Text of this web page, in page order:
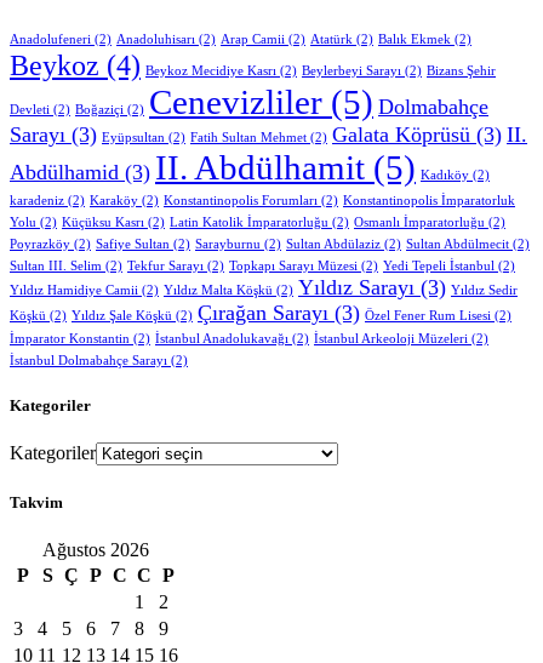
Anadolufeneri (2) Anadoluhisarı (2) Arap Camii (2) Atatürk (2) Balık Ekmek (2)
Beykoz (4) Beykoz Mecidiye Kasrı (2) Beylerbeyi Sarayı (2) Bizans Şehir
Devleti (2) Boğaziçi (2) Cenevizliler (5) Dolmabahçe
Sarayı (3) Eyüpsultan (2) Fatih Sultan Mehmet (2) Galata Köprüsü (3) II.
Abdülhamid (3) II. Abdülhamit (5) Kadıköy (2)
karadeniz (2) Karaköy (2) Konstantinopolis Forumları (2) Konstantinopolis İmparatorluk
Yolu (2) Küçüksu Kasrı (2) Latin Katolik İmparatorluğu (2) Osmanlı İmparatorluğu (2)
Poyrazköy (2) Safiye Sultan (2) Sarayburnu (2) Sultan Abdülaziz (2) Sultan Abdülmecit (2)
Sultan III. Selim (2) Tekfur Sarayı (2) Topkapı Sarayı Müzesi (2) Yedi Tepeli İstanbul (2)
Yıldız Hamidiye Camii (2) Yıldız Malta Köşkü (2) Yıldız Sarayı (3) Yıldız Sedir
Köşkü (2) Yıldız Şale Köşkü (2) Çırağan Sarayı (3) Özel Fener Rum Lisesi (2)
İmparator Konstantin (2) İstanbul Anadolukavağı (2) İstanbul Arkeoloji Müzeleri (2)
İstanbul Dolmabahçe Sarayı (2)
Kategoriler
Kategoriler
Takvim
Ağustos 2026
P
S Ç P C C P
1
2
3
4 5 6 7 8
9
10 11 12 13 14 15 16